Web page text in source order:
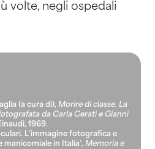
volte, negli ospedali
(a cura di), Morire di classe. La
da Carla Cerati e Gianni
1969.
L’immagine fotografica e
manicomiale in Italia’, Memoria e